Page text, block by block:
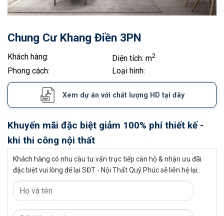
Chung Cư Khang Điền 3PN
Khách hàng: Diện tích: m2
Phong cách: Loại hình:
Xem dự án với chất lượng HD tại đây
Khuyến mãi đặc biệt giảm 100% phí thiết kế -
khi thi công nội thất
Khách hàng có nhu cầu tư vấn trực tiếp căn hộ & nhận ưu đãi
đặc biệt vui lòng để lại SĐT - Nội Thất Quý Phúc sẽ liên hệ lại..